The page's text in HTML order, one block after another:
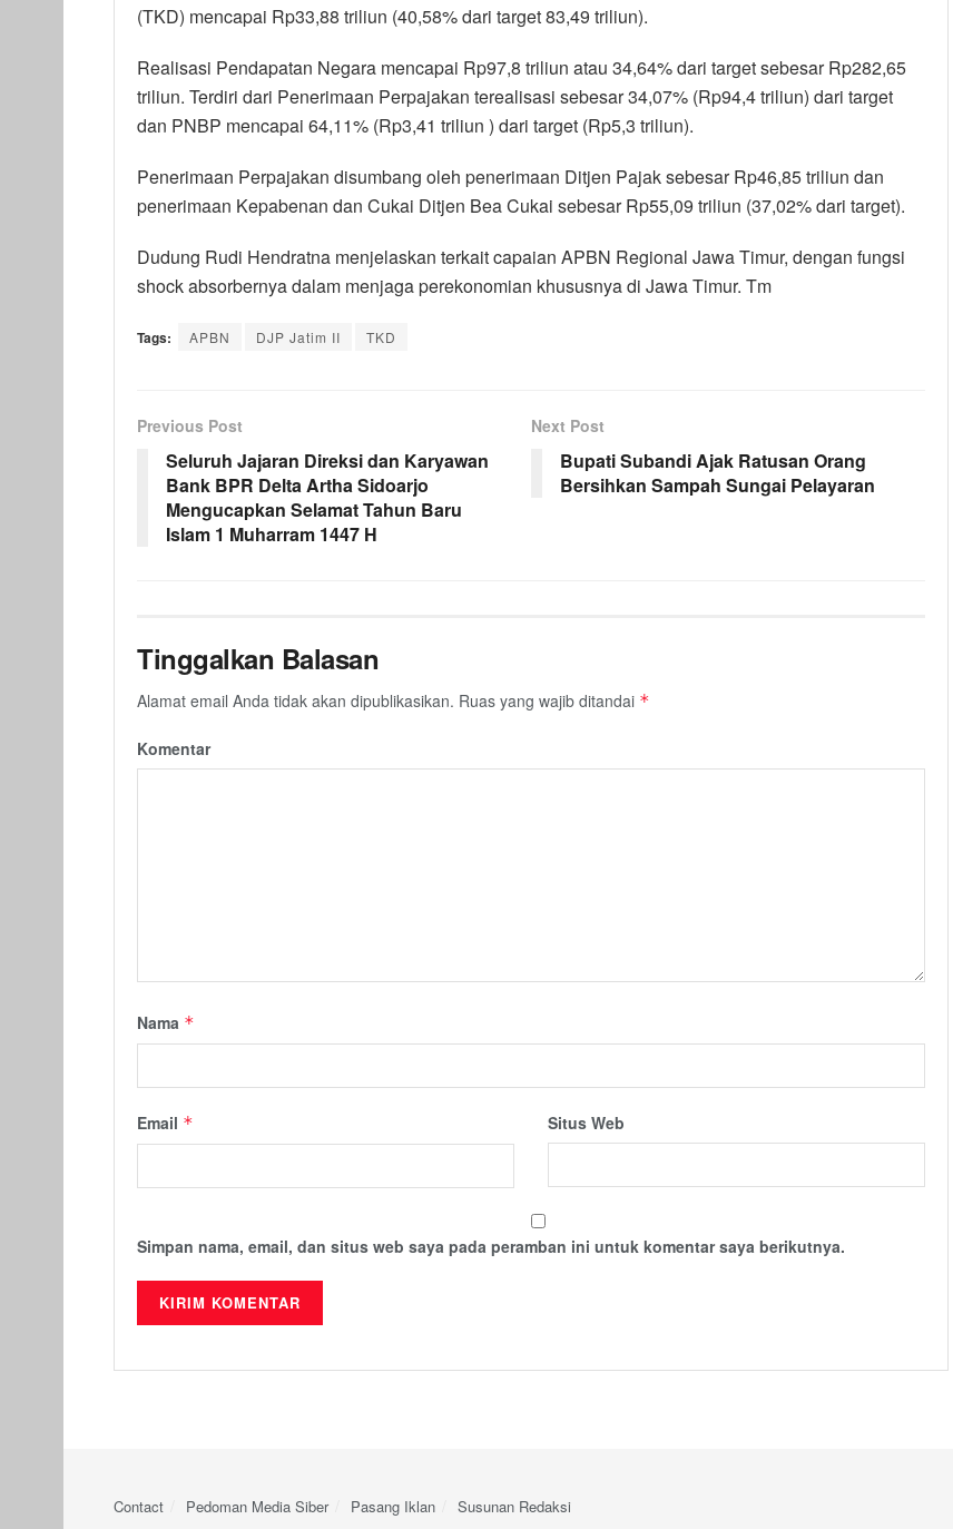
(TKD) mencapai Rp33,88 triliun (40,58% dari target 83,49 triliun).
Realisasi Pendapatan Negara mencapai Rp97,8 triliun atau 34,64% dari target sebesar Rp282,65
triliun. Terdiri dari Penerimaan Perpajakan terealisasi sebesar 34,07% (Rp94,4 triliun) dari target
dan PNBP mencapai 64,11% (Rp3,41 triliun ) dari target (Rp5,3 triliun).
Penerimaan Perpajakan disumbang oleh penerimaan Ditjen Pajak sebesar Rp46,85 triliun dan
penerimaan Kepabenan dan Cukai Ditjen Bea Cukai sebesar Rp55,09 triliun (37,02% dari target).
Dudung Rudi Hendratna menjelaskan terkait capaian APBN Regional Jawa Timur, dengan fungsi
shock absorbernya dalam menjaga perekonomian khususnya di Jawa Timur. Tm
Tags: APBN DJP Jatim II TKD
Previous Post
Seluruh Jajaran Direksi dan Karyawan
Bank BPR Delta Artha Sidoarjo
Mengucapkan Selamat Tahun Baru
Islam 1 Muharram 1447 H
Next Post
Bupati Subandi Ajak Ratusan Orang
Bersihkan Sampah Sungai Pelayaran
Tinggalkan Balasan
Alamat email Anda tidak akan dipublikasikan. Ruas yang wajib ditandai *
Komentar
Nama *
Email * Situs Web
Simpan nama, email, dan situs web saya pada peramban ini untuk komentar saya berikutnya.
Contact Pedoman Media Siber Pasang Iklan Susunan Redaksi